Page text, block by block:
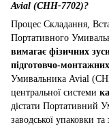
Avial (CHH-7702)?
Процес Складання,
Портативного
вимагає фізичних
підготовчо-
Умивальника Avial
центральної системи
дістати Портативний
заводської упаковки та